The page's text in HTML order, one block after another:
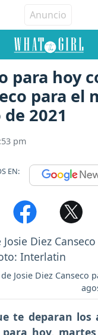
para hoy
para el
2021
pm
EN:
Josie Diez Canseco
te deparan
hoy,